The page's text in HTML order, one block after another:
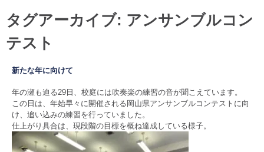
タグアーカイブ: アンサンブルコン
テスト
新たな年に向けて
年の瀬も迫る29日、校庭には吹奏楽の練習の音が聞こえています。
この日は、年始早々に開催される岡山県アンサンブルコンテストに向
け、追い込みの練習を行っていました。
仕上がり具合は、現段階の目標を概ね達成している様子。